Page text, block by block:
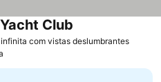
com vistas deslumbrantesVer
Club